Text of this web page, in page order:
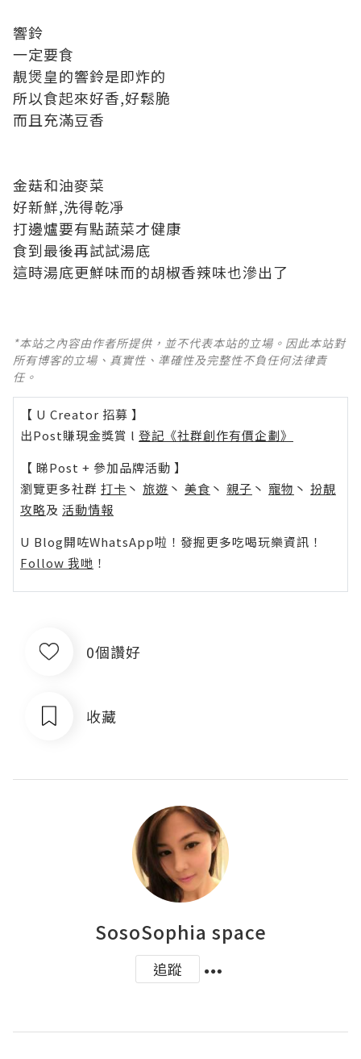
響鈴
一定要食
靚煲皇的響鈴是即炸的
所以食起來好香,好鬆脆
而且充滿豆香
金菇和油麥菜
好新鮮,洗得乾凈
打邊爐要有點蔬菜才健康
食到最後再試試湯底
這時湯底更鮮味而的胡椒香辣味也滲出了
*本站之內容由作者所提供，並不代表本站的立場。因此本站對
所有博客的立場、真實性、準確性及完整性不負任何法律責
任。
【 U Creator 招募 】
出Post賺現金獎賞 l 登記《社群創作有價企劃》
【 睇Post + 參加品牌活動 】
瀏覽更多社群 打卡 丶 旅遊 丶 美食 丶 親子 丶 寵物 丶 扮靚
攻略及 活動情報
U Blog開咗WhatsApp啦！發掘更多吃喝玩樂資訊！
Follow 我哋 ！
0個讚好
收藏
SosoSophia space
追蹤